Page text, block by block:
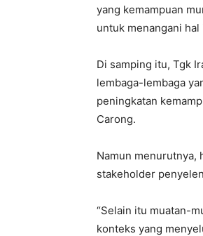
yang kemampuan
untuk menangani hal
Di samping itu, Tgk
lembaga-lembaga
peningkatan
Carong.
Namun menurutnya,
stakeholder
“Selain itu muatan-
konteks yang